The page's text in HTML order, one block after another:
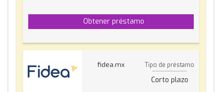
Obtener préstamo
fidea.mx Tipo de préstamo
Corto plazo